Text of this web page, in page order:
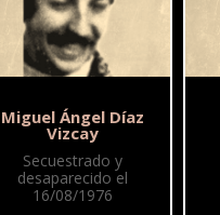
Miguel Ángel Díaz
Vizcay
Secuestrado y
desaparecido el
16/08/1976